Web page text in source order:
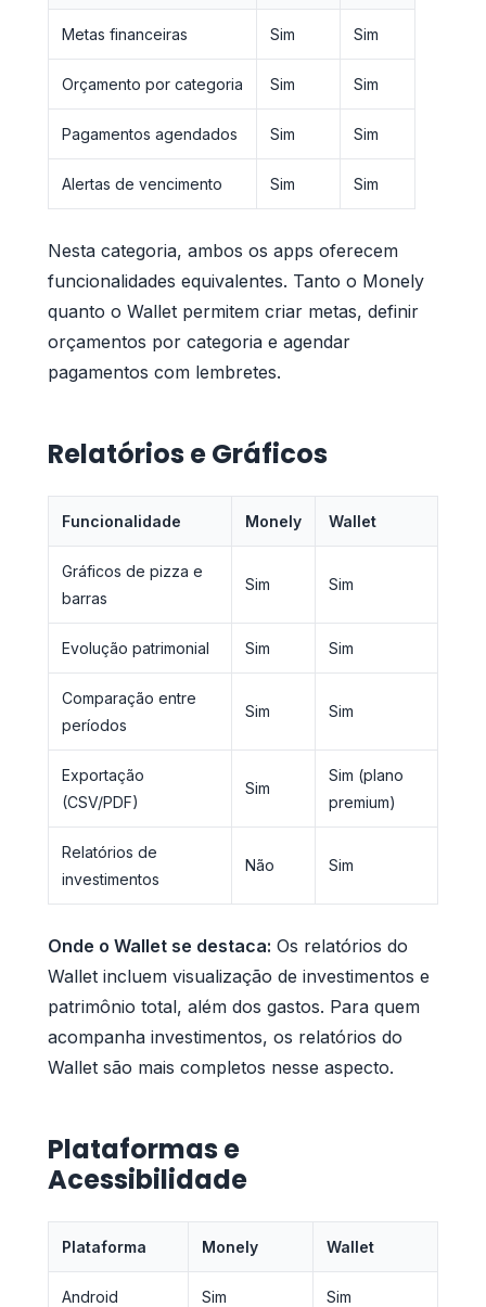
Metas financeiras Sim Sim
Orçamento por categoria Sim Sim
Pagamentos agendados Sim Sim
Alertas de vencimento Sim Sim
Nesta categoria, ambos os apps oferecem
funcionalidades equivalentes. Tanto o Monely
quanto o Wallet permitem criar metas, definir
orçamentos por categoria e agendar
pagamentos com lembretes.
Relatórios e Gráficos
Funcionalidade Monely Wallet
Gráficos de pizza e
barras
Sim Sim
Evolução patrimonial Sim Sim
Comparação entre
períodos
Sim Sim
Exportação
(CSV/PDF)
Sim
Sim (plano
premium)
Relatórios de
investimentos
Não Sim
Onde o Wallet se destaca: Os relatórios do
Wallet incluem visualização de investimentos e
patrimônio total, além dos gastos. Para quem
acompanha investimentos, os relatórios do
Wallet são mais completos nesse aspecto.
Plataformas e
Acessibilidade
Plataforma Monely Wallet
Android Sim Sim